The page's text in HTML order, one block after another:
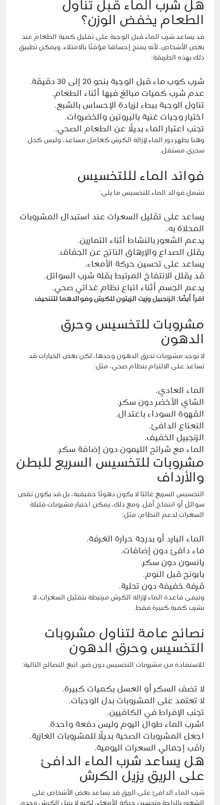
هل شرب الماء قبل تناول
الطعام يخفض الوزن؟
قد يساعد شرب الماء قبل الوجبة على تقليل كمية الطعام عند
بعض الأشخاص، لأنه يمنح إحساسًا مؤقتًا بالامتلاء. ويمكن تطبيق
ذلك بهذه الطريقة:
شرب كوب ماء قبل الوجبة بنحو 20 إلى 30 دقيقة.
عدم شرب كميات مبالغ فيها أثناء الطعام.
تناول الوجبة ببطء لزيادة الإحساس بالشبع.
اختيار وجبات غنية بالبروتين والخضروات.
تجنب اعتبار الماء بديلًا عن الطعام الصحي.
وهنا يظهر دور الماء لإزالة الكرش كعامل مساعد، وليس كحل
سحري مستقل.
فوائد الماء لللتخسيس
تشمل فوائد الماء للتخسيس ما يلي:
يساعد على تقليل السعرات عند استبدال المشروبات
المحلاة به.
يدعم الشعور بالنشاط أثناء التمارين.
يقلل الصداع والإرهاق الناتج عن الجفاف.
يساعد على تحسين حركة الأمعاء.
قد يقلل الانتفاخ المرتبط بقلة شرب السوائل.
يدعم الجسم أثناء اتباع نظام غذائي صحي.
اقرأ أيضًا: الزنجبيل وزيت الزيتون للكرش وفوائدهما للتنحيف
مشروبات للتخسيس وحرق
الدهون
لا توجد مشروبات تحرق الدهون وحدها، لكن بعض الخيارات قد
تساعد على الالتزام بنظام صحي، مثل:
الماء العادي.
الشاي الأخضر دون سكر.
القهوة السوداء باعتدال.
النعناع الدافئ.
الزنجبيل الخفيف.
الماء مع شرائح الليمون دون إضافة سكر.
مشروبات للتخسيس السريع للبطن
والأرداف
التخسيس السريع غالبًا لا يكون دهونًا حقيقية، بل قد يكون نقص
سوائل أو انتفاخ أقل. ومع ذلك، يمكن اختيار مشروبات قليلة
السعرات لدعم النظام، مثل:
الماء البارد أو بدرجة حرارة الغرفة.
ماء دافئ دون إضافات.
يانسون دون سكر.
بابونج قبل النوم.
قرفة خفيفة دون تحلية.
وتبقى قاعدة الماء لإزالة الكرش مرتبطة بتقليل السعرات، لا
بشرب كمية كبيرة فقط.
نصائح عامة لتناول مشروبات
التخسيس وحرق الدهون
للاستفادة من مشروبات التخسيس دون ضرر، اتبع النصائح التالية:
لا تضف السكر أو العسل بكميات كبيرة.
لا تعتمد على المشروبات بدل الوجبات.
تجنب الإفراط في الكافيين.
اشرب الماء طوال اليوم وليس دفعة واحدة.
اجعل المشروبات الصحية بديلًا للمشروبات الغازية.
راقب إجمالي السعرات اليومية.
هل يساعد شرب الماء الدافئ
على الريق يزيل الكرش
شرب الماء الدافئ على الريق قد يساعد بعض الأشخاص على
الشعور بالراحة وتحسين حركة الأمعاء، لكنه لا يزيل الكرش وحده.